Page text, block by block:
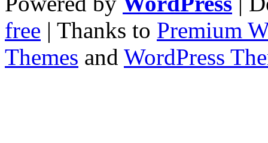
free | Thanks to Premium
Themes and WordPress